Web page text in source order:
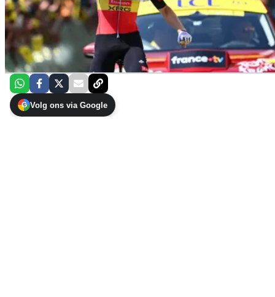
G Volg ons via Google